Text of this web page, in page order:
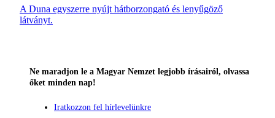
A Duna egyszerre nyújt hátborzongató és lenyűgöző
látványt.
Ne maradjon le a Magyar Nemzet legjobb írásairól, olvassa
őket minden nap!
Iratkozzon fel hírlevelünkre